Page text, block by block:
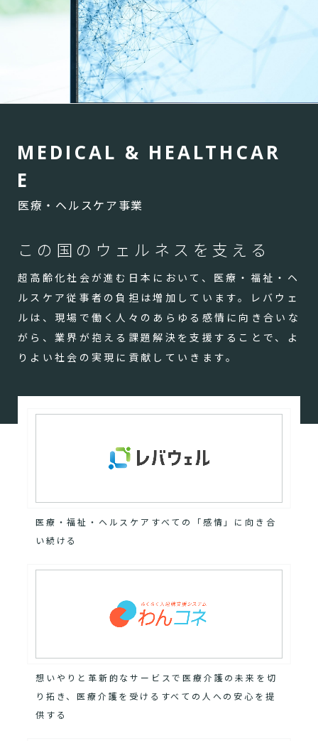
M EDI CAL & H EALTH CAR
E
医療・ヘルスケア事業
この国のウェルネスを支える
超高齢化社会が進む日本において、医療・福祉・ヘ
ルスケア従事者の負担は増加しています。レバウェ
ルは、現場で働く人々のあらゆる感情に向き合いな
がら、業界が抱える課題解決を支援することで、よ
りよい社会の実現に貢献していきます。
医療・福祉・ヘルスケアすべての「感情」に向き合
い続ける
想いやりと革新的なサービスで医療介護の未来を切
り拓き、医療介護を受けるすべての人への安心を提
供する